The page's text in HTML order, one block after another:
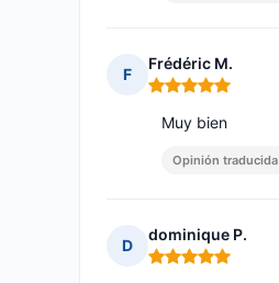
F
Frédéric M.
Nota: 5 de 5
Muy bien
Opinión traducida
D
dominique P.
Nota: 5 de 5